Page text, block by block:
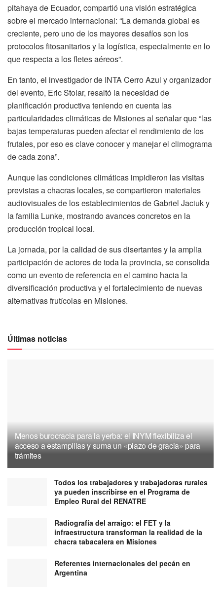
pitahaya de Ecuador, compartió una visión estratégica
sobre el mercado internacional: “La demanda global es
creciente, pero uno de los mayores desafíos son los
protocolos fitosanitarios y la logística, especialmente en lo
que respecta a los fletes aéreos”.
En tanto, el investigador de INTA Cerro Azul y organizador
del evento, Eric Stolar, resaltó la necesidad de
planificación productiva teniendo en cuenta las
particularidades climáticas de Misiones al señalar que “las
bajas temperaturas pueden afectar el rendimiento de los
frutales, por eso es clave conocer y manejar el climograma
de cada zona”.
Aunque las condiciones climáticas impidieron las visitas
previstas a chacras locales, se compartieron materiales
audiovisuales de los establecimientos de Gabriel Jaciuk y
la familia Lunke, mostrando avances concretos en la
producción tropical local.
La jornada, por la calidad de sus disertantes y la amplia
participación de actores de toda la provincia, se consolida
como un evento de referencia en el camino hacia la
diversificación productiva y el fortalecimiento de nuevas
alternativas frutícolas en Misiones.
Últimas noticias
Menos burocracia para la yerba: el INYM flexibiliza el
acceso a estampillas y suma un «plazo de gracia» para
trámites
Todos los trabajadores y trabajadoras rurales
ya pueden inscribirse en el Programa de
Empleo Rural del RENATRE
Radiografía del arraigo: el FET y la
infraestructura transforman la realidad de la
chacra tabacalera en Misiones
Referentes internacionales del pecán en
Argentina